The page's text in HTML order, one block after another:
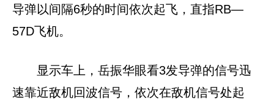
导弹以间隔6秒的时间依次起飞，直指RB—
57D飞机。
显示车上，岳振华眼看3发导弹的信号迅
速靠近敌机回波信号，依次在敌机信号处起